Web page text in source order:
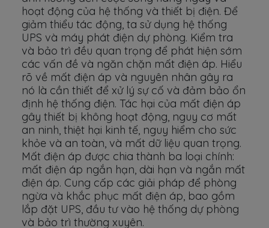
hoạt động của hệ thống và thiết bị điện. Để
giảm thiểu tác động, ta sử dụng hệ thống
UPS và máy phát điện dự phòng. Kiểm tra
và bảo trì đều quan trọng để phát hiện sớm
các vấn đề và ngăn chặn mất điện áp. Hiểu
rõ về mất điện áp và nguyên nhân gây ra
nó là cần thiết để xử lý sự cố và đảm bảo ổn
định hệ thống điện. Tác hại của mất điện áp
gây thiết bị không hoạt động, nguy cơ mất
an ninh, thiệt hại kinh tế, nguy hiểm cho sức
khỏe và an toàn, và mất dữ liệu quan trọng.
Mất điện áp được chia thành ba loại chính:
mất điện áp ngắn hạn, dài hạn và ngắn mất
điện áp. Cung cấp các giải pháp để phòng
ngừa và khắc phục mất điện áp, bao gồm
lắp đặt UPS, đầu tư vào hệ thống dự phòng
và bảo trì thường xuyên.